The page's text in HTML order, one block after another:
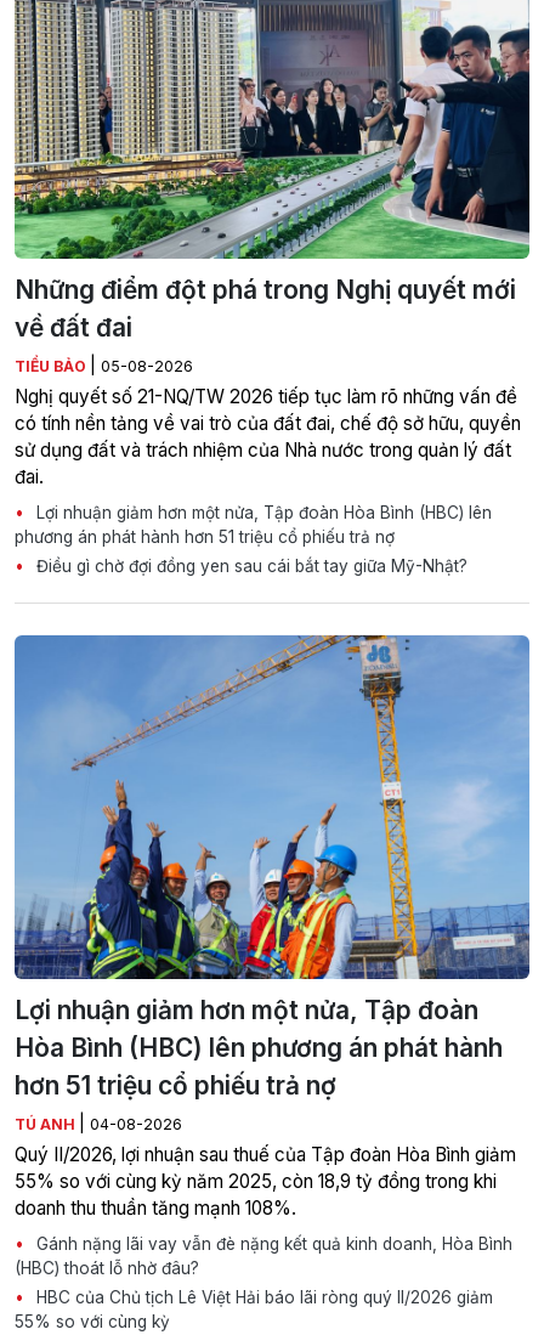
Những điểm đột phá trong Nghị quyết mới
về đất đai
TIỂU BẢO 05-08-2026
Nghị quyết số 21-NQ/TW 2026 tiếp tục làm rõ những vấn đề
có tính nền tảng về vai trò của đất đai, chế độ sở hữu, quyền
sử dụng đất và trách nhiệm của Nhà nước trong quản lý đất
đai.
Lợi nhuận giảm hơn một nửa, Tập đoàn Hòa Bình (HBC) lên
phương án phát hành hơn 51 triệu cổ phiếu trả nợ
Điều gì chờ đợi đồng yen sau cái bắt tay giữa Mỹ-Nhật?
Lợi nhuận giảm hơn một nửa, Tập đoàn
Hòa Bình (HBC) lên phương án phát hành
hơn 51 triệu cổ phiếu trả nợ
TÚ ANH 04-08-2026
Quý II/2026, lợi nhuận sau thuế của Tập đoàn Hòa Bình giảm
55% so với cùng kỳ năm 2025, còn 18,9 tỷ đồng trong khi
doanh thu thuần tăng mạnh 108%.
Gánh nặng lãi vay vẫn đè nặng kết quả kinh doanh, Hòa Bình
(HBC) thoát lỗ nhờ đâu?
HBC của Chủ tịch Lê Việt Hải báo lãi ròng quý II/2026 giảm
55% so với cùng kỳ